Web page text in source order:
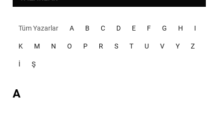
Tüm Yazarlar A B C D E F G H I
K M N O P R S T U V Y Z
İ Ş
A